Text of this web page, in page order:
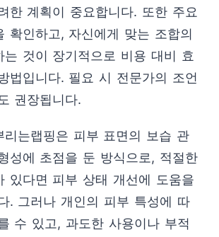
한 계획이 중요합니다. 또한 주요
확인하고, 자신에게 맞는 조합의
는 것이 장기적으로 비용 대비 효
법입니다. 필요 시 전문가의 조언
권장됩니다.
리는랩핑은 피부 표면의 보습 관
성에 초점을 둔 방식으로, 적절한
있다면 피부 상태 개선에 도움을
. 그러나 개인의 피부 특성에 따
수 있고, 과도한 사용이나 부적